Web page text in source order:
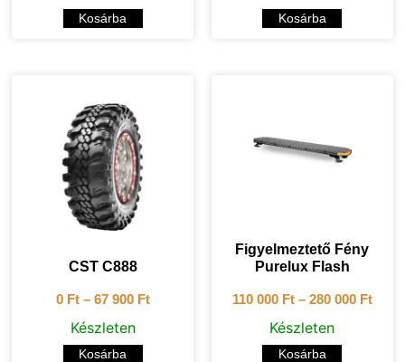
Kosárba Kosárba
CST C888
0 Ft– 67 900 Ft
Készleten
Kosárba
Figyelmeztető Fény
Purelux Flash
110 000 Ft– 280 000 Ft
Készleten
Kosárba